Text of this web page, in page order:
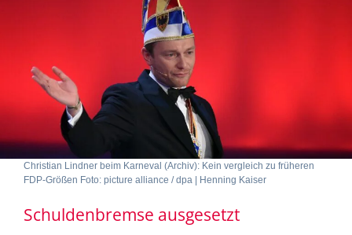
Christian Lindner beim Karneval (Archiv): Kein vergleich zu früheren
FDP-Größen Foto: picture alliance / dpa | Henning Kaiser
Schuldenbremse ausgesetzt